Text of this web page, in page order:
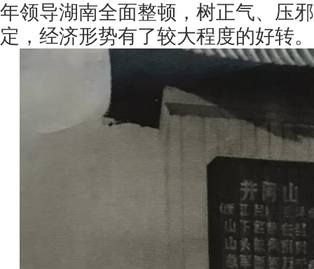
年领导湖南全面整顿，树正气、压
定，经济形势有了较大程度的好转。